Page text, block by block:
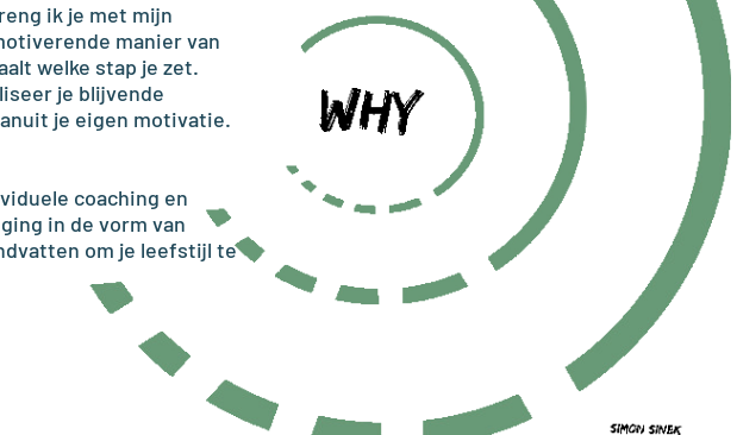
ik je met mijn
manier van
welke stap je zet.
je blijvende
je eigen motivatie.
coaching en
in de vorm van
om je leefstijl te